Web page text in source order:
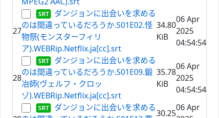
27
ダンジョンに出会いを求める
のは間違っているだろうか.S01E02.怪
物祭(モンスターフィリ
ア).WEBRip.Netflix.ja[cc].srt
34.80
KiB
06 Apr
2025
04:54:54
28
ダンジョンに出会いを求める
のは間違っているだろうか.S01E09.鍛
冶師(ヴェルフ・クロッ
ゾ).WEBRip.Netflix.ja[cc].srt
35.78
KiB
06 Apr
2025
04:54:54
ダンジョンに出会いを求める
30.25
06 Apr